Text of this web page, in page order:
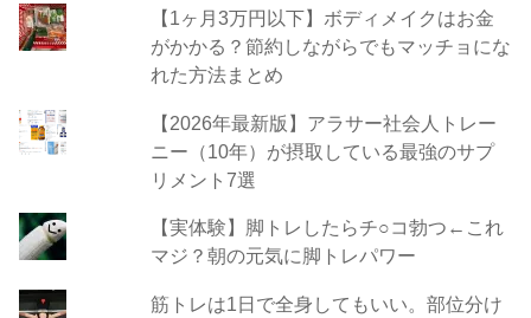
【1ヶ月3万円以下】ボディメイクはお金
がかかる？節約しながらでもマッチョにな
れた方法まとめ
【2026年最新版】アラサー社会人トレー
ニー（10年）が摂取している最強のサプ
リメント7選
【実体験】脚トレしたらチ○コ勃つ←これ
マジ？朝の元気に脚トレパワー
筋トレは1日で全身してもいい。部位分け